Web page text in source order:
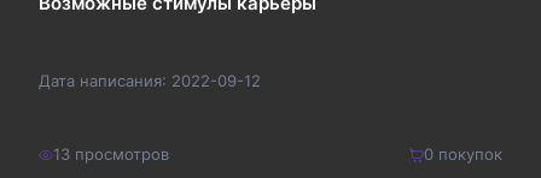
Дата написания: 2022-09-12
13 просмотров 0покупок